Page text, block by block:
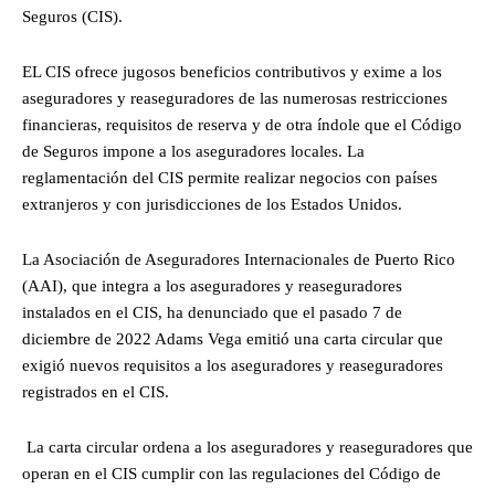
Seguros (CIS).
EL CIS ofrece jugosos beneficios contributivos y exime a los
aseguradores y reaseguradores de las numerosas restricciones
financieras, requisitos de reserva y de otra índole que el Código
de Seguros impone a los aseguradores locales. La
reglamentación del CIS permite realizar negocios con países
extranjeros y con jurisdicciones de los Estados Unidos.
La Asociación de Aseguradores Internacionales de Puerto Rico
(AAI), que integra a los aseguradores y reaseguradores
instalados en el CIS, ha denunciado que el pasado 7 de
diciembre de 2022 Adams Vega emitió una carta circular que
exigió nuevos requisitos a los aseguradores y reaseguradores
registrados en el CIS.
La carta circular ordena a los aseguradores y reaseguradores que
operan en el CIS cumplir con las regulaciones del Código de